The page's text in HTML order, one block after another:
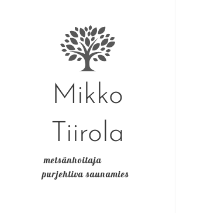
Mikko
Tiirola
metsänhoitaja
purjehtiva saunamies